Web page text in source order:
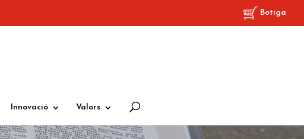
Botiga
Innovació Valors